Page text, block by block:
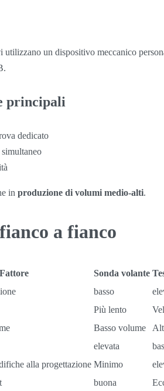
utilizzano un dispositivo meccanico
principali
dedicato
in produzione di volumi medio-alti.
a fianco
Fattore Sonda volante
basso
Più lento
Basso volume
elevata
alla progettazione Minimo
buona